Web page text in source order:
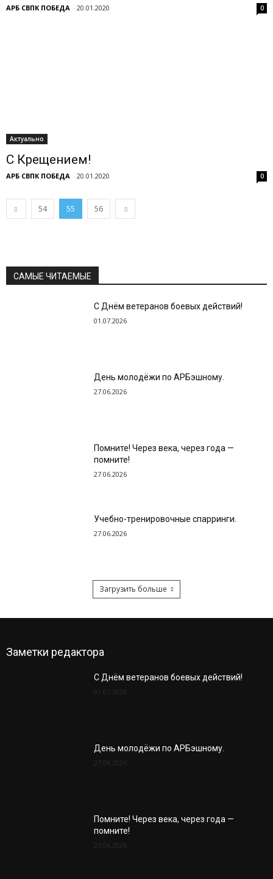
АРБ СВПК ПОБЕДА - 20.01.2020 0
Актуально
С Крещением!
АРБ СВПК ПОБЕДА - 20.01.2020 0
54 55 56
САМЫЕ ЧИТАЕМЫЕ
С Днём ветеранов боевых действий!
01.07.2026
День молодёжи по АРБэшному.
27.06.2026
Помните! Через века, через года —
помните!
27.06.2026
Учебно-тренировочные спарринги.
27.06.2026
Загрузить больше
Заметки редактора
С Днём ветеранов боевых действий!
01.07.2026
День молодёжи по АРБэшному.
27.06.2026
Помните! Через века, через года —
помните!
27.06.2026